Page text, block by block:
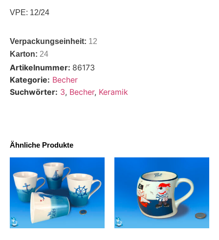
VPE: 12/24
Verpackungseinheit: 12
Karton: 24
Artikelnummer: 86173
Kategorie: Becher
Suchwörter: 3, Becher, Keramik
Ähnliche Produkte